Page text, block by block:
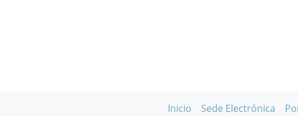
Inicio Sede Electrónica